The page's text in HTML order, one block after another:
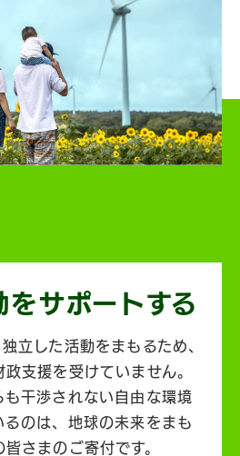
をサポートする
立した活動をまもるため、
支援を受けていません。
も干渉されない自由な環境
のは、地球の未来をまも
さまのご寄付です。